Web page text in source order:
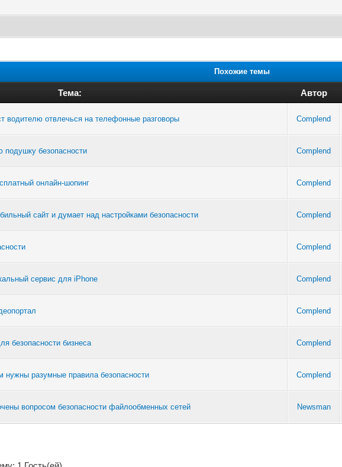
Похожие темы
Тема: Автор
водителю отвлечься на телефонные разговоры Complend
подушку безопасности Complend
онлайн-шопинг Complend
сайт и думает над настройками безопасности Complend
Complend
сервис для iPhone Complend
Complend
безопасности бизнеса Complend
нужны разумные правила безопасности Complend
вопросом безопасности файлообменных сетей Newsman